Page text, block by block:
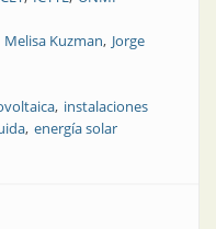
Melisa Kuzman Jorge
instalaciones
energía solar
| Resultados preliminares